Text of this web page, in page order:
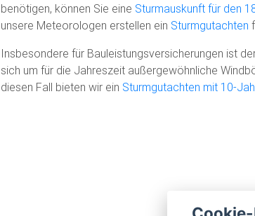
benötigen, können Sie eine Sturmauskunft für den
unsere Meteorologen erstellen ein Sturmgutachten
Insbesondere für Bauleistungsversicherungen ist
sich um für die Jahreszeit außergewöhnliche
diesen Fall bieten wir ein Sturmgutachten mit 10-